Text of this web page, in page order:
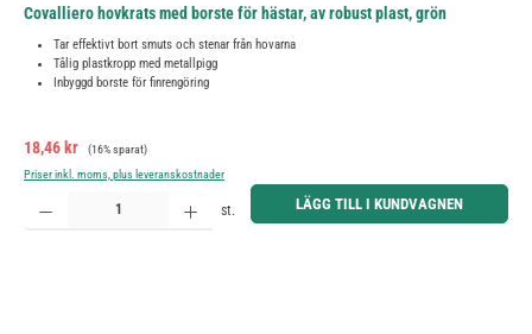
Covalliero hovkrats med borste för hästar, av robust plast, grön
Tar effektivt bort smuts och stenar från hovarna
Tålig plastkropp med metallpigg
Inbyggd borste för finrengöring
Försäljningspris:
18,46 kr Ordinarie pris:
(16% sparat)
Priser inkl. moms, plus leveranskostnader
Produktkvantitet: Ange önskat belopp eller använd knapparna för att öka eller minska kvantiteten.
st. LÄGG TILL I KUNDVAGNEN